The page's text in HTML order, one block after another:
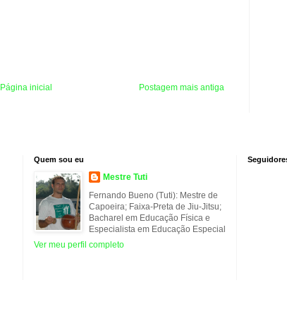
Postagem mais antiga
Página inicial
Quem sou eu
Mestre Tuti
Fernando Bueno (Tuti): Mestre de
Capoeira; Faixa-Preta de Jiu-Jitsu;
Bacharel em Educação Física e
Especialista em Educação Especial
Ver meu perfil completo